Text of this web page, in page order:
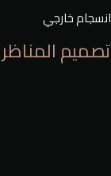
انسجام خارجي
تصميم